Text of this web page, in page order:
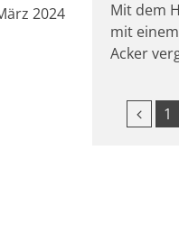
2024
Mit dem
mit
Acker
1